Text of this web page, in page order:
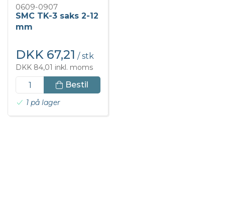
0609-0907
SMC TK-3 saks 2-12
mm
DKK 67,21 / stk
DKK 84,01 inkl. moms
Bestil
1 på lager